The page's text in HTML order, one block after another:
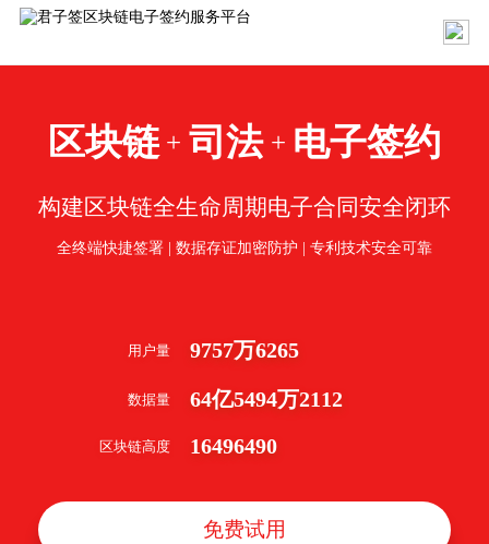
区块链 + 司法 + 电子签约
构建区块链全生命周期电子合同安全闭环
全终端快捷签署 | 数据存证加密防护 | 专利技术安全可靠
用户量 9757万6265
数据量 64亿5494万2112
区块链高度 16496490
免费试用